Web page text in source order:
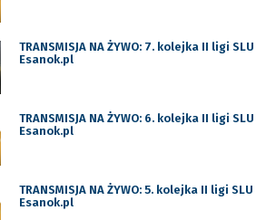
TRANSMISJA NA ŻYWO: 7. kolejka II ligi SLU
Esanok.pl
TRANSMISJA NA ŻYWO: 6. kolejka II ligi SLU
Esanok.pl
TRANSMISJA NA ŻYWO: 5. kolejka II ligi SLU
Esanok.pl